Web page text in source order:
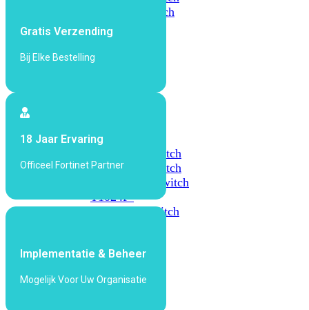
FortiSwitch
648F-
FPOE
FortiSwitch
FortiSwitch
1048EFortiSwitch
FortiSwitch
T1024F-
FortiSwitch
FortiSwitch
Series
Gratis Verzending
Bij Elke Bestelling
18 Jaar Ervaring
Officeel Fortinet Partner
Implementatie & Beheer
Mogelijk Voor Uw Organisatie